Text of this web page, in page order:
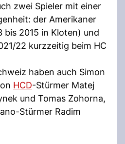
zwei Spieler mit einer
der Amerikaner
bis 2015 in Kloten) und
22 kurzzeitig beim HC
haben auch Simon
HCD-Stürmer Matej
und Tomas Zohorna,
Stürmer Radim